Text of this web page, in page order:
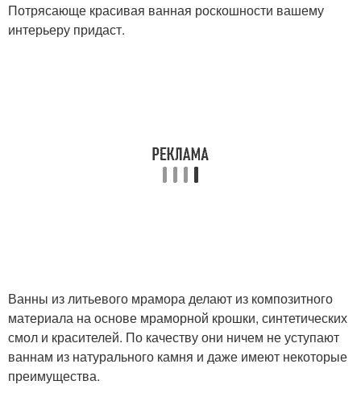
Потрясающе красивая ванная роскошности вашему
интерьеру придаст.
Ванны из литьевого мрамора делают из композитного
материала на основе мраморной крошки, синтетических
смол и красителей. По качеству они ничем не уступают
ваннам из натурального камня и даже имеют некоторые
преимущества.